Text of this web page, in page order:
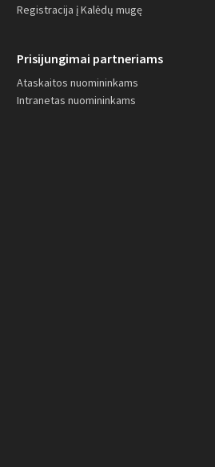
Registracija į Kalėdų mugę
Prisijungimai partneriams
Ataskaitos nuomininkams
Intranetas nuomininkams